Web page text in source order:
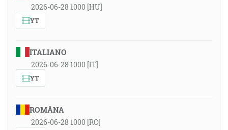
2026-06-28 1000 [HU]
YT
ITALIANO
2026-06-28 1000 [IT]
YT
ROMÂNA
2026-06-28 1000 [RO]